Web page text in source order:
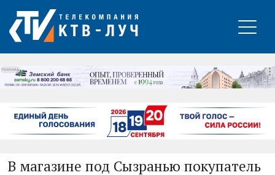
РЕКЛАМА
В магазине под Сызранью покупатель